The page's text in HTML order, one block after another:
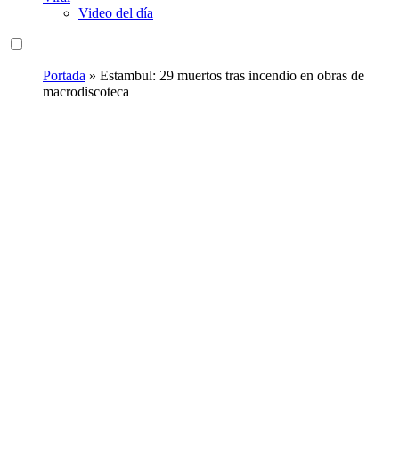
Video del día
Portada » Estambul: 29 muertos tras incendio en obras de
macrodiscoteca